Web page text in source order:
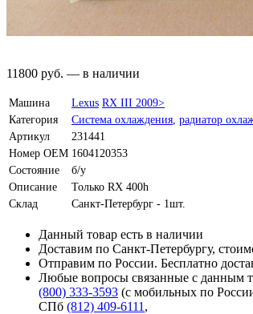
11800 руб. — в наличии
Машина Lexus RX III 2009>
Категория
Система охлаждения радиатор
Артикул
231441
Номер OEM 1604120353
Состояние
б/у
Описание
Только RX 400h
Склад
Санкт-Петербург - 1шт.
Данный товар есть в наличии
Доставим по Санкт-Петербургу,
Отправим по России. Бесплатно
Любые вопросы связанные с данным
(800) 333-3593 (с мобильных по
СПб (812) 409-6111 ,